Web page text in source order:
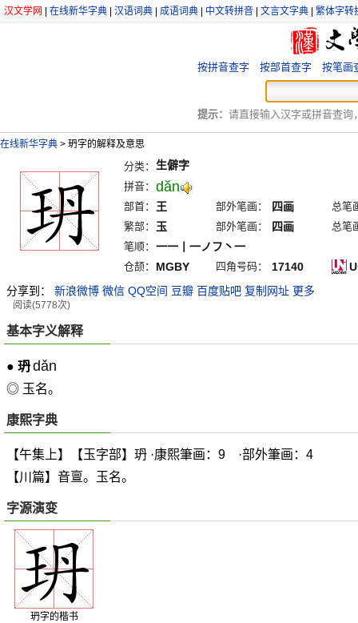
汉文学网 在线新华字典 汉语词典 成语词典 中文转拼音 文言文字典 繁体字转
按拼音查字 按部首查字 按笔画
提示： 请直接输入汉字或拼音查询
在线新华字典 > 玬字的解释及意思
分类： 生僻字
拼音： dăn
部首： 王 部外笔画： 四画
总笔
繁部：
玉 部外笔画： 四画
总笔
笔顺： 一一丨一ノフ丶一
仓颉： MGBY 四角号码： 17140
分享到：
新浪微博 微信 QQ空间 豆瓣 百度贴吧 复制网址 更多
阅读(5778次)
基本字义解释
● 玬dǎn
◎ 玉名。
康熙字典
【午集上】【玉字部】玬 ·康熙筆画：9 ·部外筆画：4
【川篇】音亶。玉名。
字源演变
玬字的楷书